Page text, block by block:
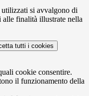
si avvalgono di
alle finalità illustrate nella
tutti i cookies
cookie consentire.
il funzionamento della